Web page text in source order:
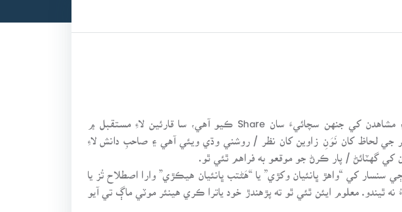
فاضل مصنف اولهه جي ملڪن ۽ ماڻهن جي متعلق جيڪا معلومات، ذاتي تجربات ۽ مشاهدن کي جنهن سچائيءَ سان Share ڪيو آهي، سا قارئين لاءِ مستقبل ۾
جي لحاظ کان نَوَنِ زاوين کان نظر / روشني وڌي ويئي آهي ۽ صاحبِ دانش لاءِ
کي “واهڙ ڀانئيان وکڙي” يا “هَڻتب ڀانئيان هيڪڙي” وارا اصطلاح تُز يا
معلوم ايئن ٿئي ٿو ته پڙهندڙ خود ياترا ڪري هينئر موٽي ماڳ تي آيو